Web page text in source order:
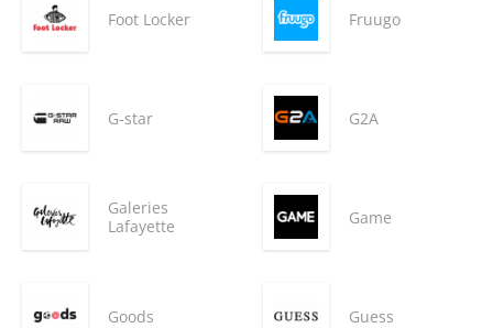
Foot Locker Fruugo
G-star G2A
Galeries
Lafayette
Game
Goods Guess